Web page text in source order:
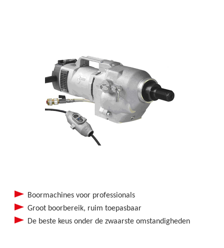
Boormachines voor professionals
Groot boorbereik, ruim toepasbaar
De beste keus onder de zwaarste omstandigheden